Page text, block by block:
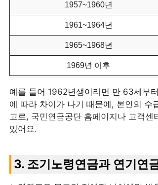
1957~1960년
1961~1964년
1965~1968년
1969년 이후
예를 들어 1962년생이라면 만 63세부
에 따라 차이가 나기 때문에, 본인의 수
고로, 국민연금공단 홈페이지나 고객
있어요.
3. 조기노령연금과 연기연